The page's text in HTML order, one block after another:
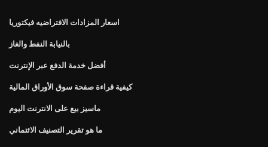
اسعار المزادات الافتراضيه فيكتوريا
بالنيابة النفط والغاز
أفضل خدمة الدفع عبر الإنترنت
كيفية قراءة صفحة سوق الأوراق المالية
ماسيز بيع على الانترنت اليوم
ما هو تقرير التصنيف الائتماني